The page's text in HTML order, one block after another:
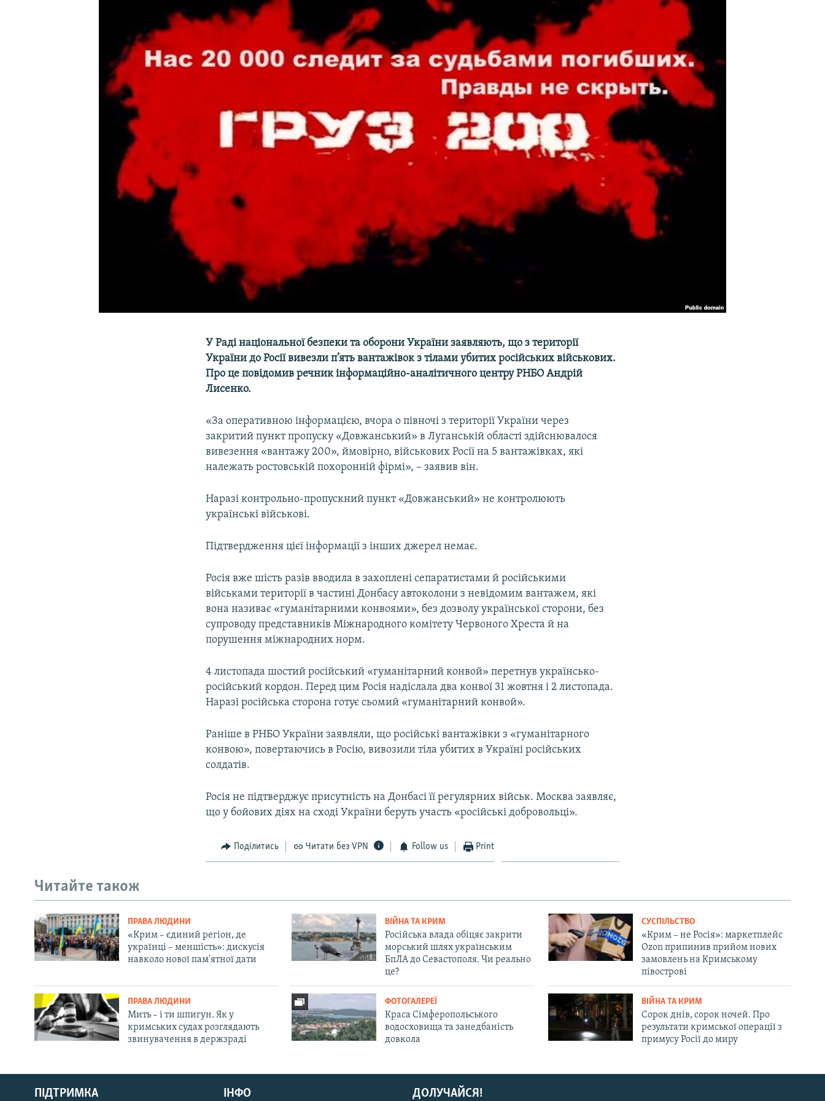
УКРАЇНСЬКА ПРОБЛЕМА КРИМУ
Русский
Qırımtatar
У Раді національної безпеки та оборони України заявляють, що з території
України до Росії вивезли п’ять вантажівок з тілами убитих російських військових.
Про це повідомив речник інформаційно-аналітичного центру РНБО Андрій
Лисенко.
«За оперативною інформацією, вчора о півночі з території України через
закритий пункт пропуску «Довжанський» в Луганській області здійснювалося
вивезення «вантажу 200», ймовірно, військових Росії на 5 вантажівках, які
належать ростовській похоронній фірмі», – заявив він.
Наразі контрольно-пропускний пункт «Довжанський» не контролюють
українські військові.
Підтвердження цієї інформації з інших джерел немає.
Росія вже шість разів вводила в захоплені сепаратистами й російськими
військами території в частині Донбасу автоколони з невідомим вантажем, які
вона називає «гуманітарними конвоями», без дозволу української сторони, без
супроводу представників Міжнародного комітету Червоного Хреста й на
порушення міжнародних норм.
4 листопада шостий російський «гуманітарний конвой» перетнув українсько-
російський кордон. Перед цим Росія надіслала два конвої 31 жовтня і 2 листопада.
Наразі російська сторона готує сьомий «гуманітарний конвой».
Раніше в РНБО України заявляли, що російські вантажівки з «гуманітарного
конвою», повертаючись в Росію, вивозили тіла убитих в Україні російських
солдатів.
Росія не підтверджує присутність на Донбасі її регулярних військ. Москва заявляє,
що у бойових діях на сході України беруть участь «російські добровольці».
Поділитись Читати без VPN Follow us Print
Читайте також
ПРАВА ЛЮДИНИ
«Крим – єдиний регіон, де
українці – меншість»: дискусія
навколо нової пам'ятної дати
ВІЙНА ТА КРИМ
Російська влада обіцяє закрити
морський шлях українським
БпЛА до Севастополя. Чи реально
це?
СУСПІЛЬСТВО
«Крим – не Росія»: маркетплейс
Ozon припинив прийом нових
замовлень на Кримському
півострові
ПРАВА ЛЮДИНИ
Мить – і ти шпигун. Як у
кримських судах розглядають
звинувачення в держзраді
ФОТОГАЛЕРЕЇ
Краса Сімферопольського
водосховища та занедбаність
довкола
ВІЙНА ТА КРИМ
Сорок днів, сорок ночей. Про
результати кримської операції з
примусу Росії до миру
ДОЛУЧАЙСЯ!
ПІДТРИМКА ІНФО